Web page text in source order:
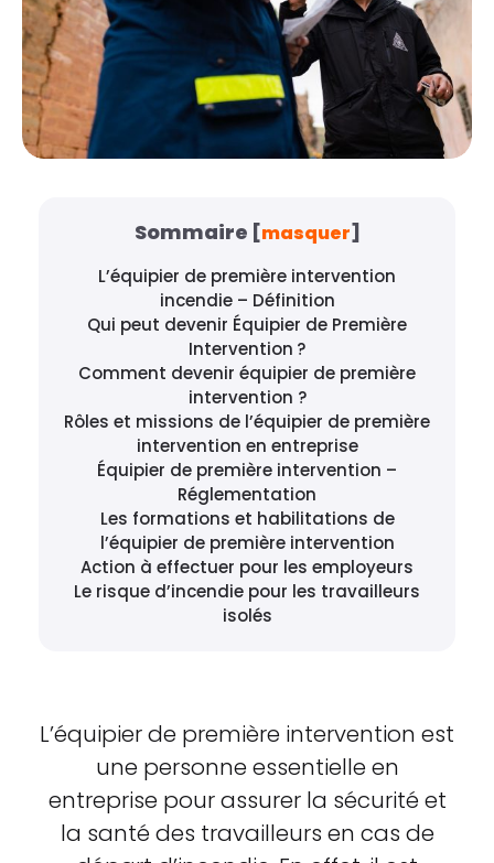
Sommaire [masquer]
L’équipier de première intervention
incendie – Définition
Qui peut devenir Équipier de Première
Intervention ?
Comment devenir équipier de première
intervention ?
Rôles et missions de l’équipier de première
intervention en entreprise
Équipier de première intervention –
Réglementation
Les formations et habilitations de
l’équipier de première intervention
Action à effectuer pour les employeurs
Le risque d’incendie pour les travailleurs
isolés
L’équipier de première intervention est
une personne essentielle en
entreprise pour assurer la sécurité et
la santé des travailleurs en cas de